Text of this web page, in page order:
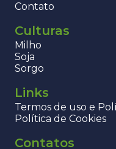
Contato
Culturas
Milho
Soja
Sorgo
Links
Termos de uso e
Política de Cookies
Contatos